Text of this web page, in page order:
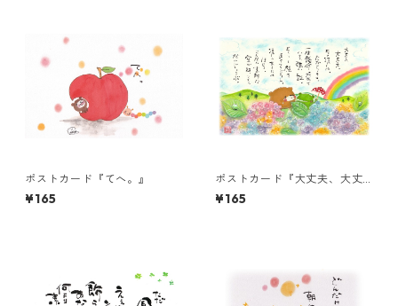
ポストカード『てへ。』
¥165
ポストカード『大丈夫、大丈
夫。その涙は、たからも
の。』
¥165